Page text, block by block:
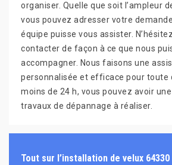
organiser. Quelle que soit l’ampleur
vous pouvez adresser votre
équipe puisse vous assister.
contacter de façon à ce que nous
accompagner. Nous faisons une
personnalisée et efficace pour toute
moins de 24 h, vous pouvez avoir
travaux de dépannage à réaliser.
Tout sur l’installation de velux 64330